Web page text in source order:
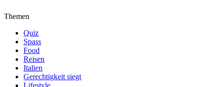
Themen
Quiz
Spass
Food
Reisen
Italien
Gerechtigkeit siegt
Lifestyle